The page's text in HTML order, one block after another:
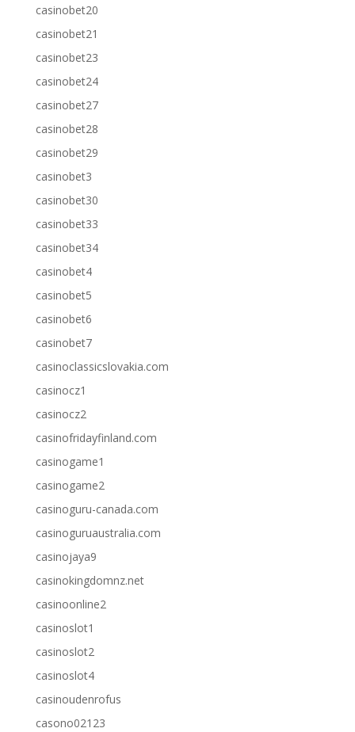
casinobet20
casinobet21
casinobet23
casinobet24
casinobet27
casinobet28
casinobet29
casinobet3
casinobet30
casinobet33
casinobet34
casinobet4
casinobet5
casinobet6
casinobet7
casinoclassicslovakia.com
casinocz1
casinocz2
casinofridayfinland.com
casinogame1
casinogame2
casinoguru-canada.com
casinoguruaustralia.com
casinojaya9
casinokingdomnz.net
casinoonline2
casinoslot1
casinoslot2
casinoslot4
casinoudenrofus
casono02123